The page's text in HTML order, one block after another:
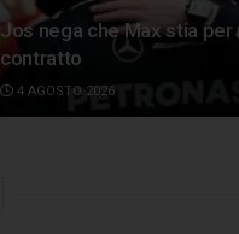
Jos nega che Max stia per
contratto
4 AGOSTO 2026